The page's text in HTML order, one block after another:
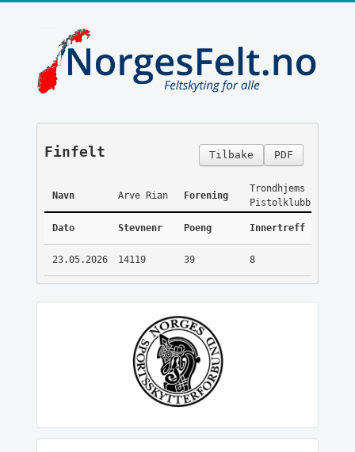
PDF
Tilbake
Finfelt
Navn Arve Rian Forening
Trondhjems
Pistolklubb
Dato Stevnenr Poeng Innertreff
23.05.2026 14119 39 8